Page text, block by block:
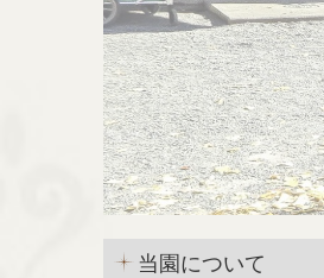
当園について